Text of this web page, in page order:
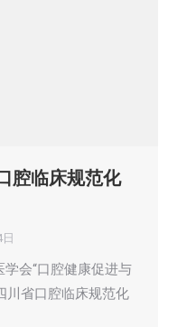
腔临床规范化
会“口腔健康促进与
川省口腔临床规范化